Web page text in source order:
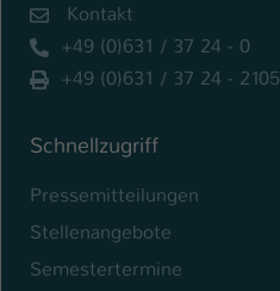
Kontakt
+49 (0)631 / 37 24 - 0
+49 (0)631 / 37 24 - 2105
Schnellzugriff
Pressemitteilungen
Stellenangebote
Semestertermine